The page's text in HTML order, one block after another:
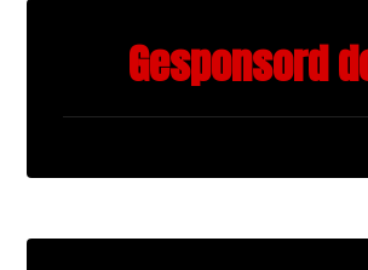
Gesponsord